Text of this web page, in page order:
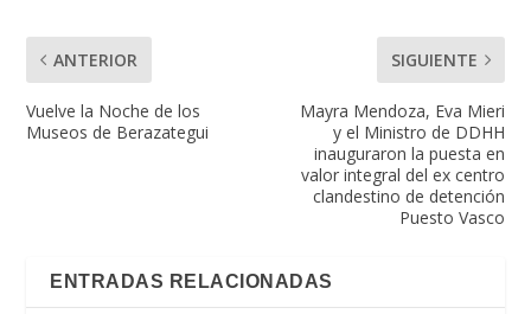
ANTERIOR
Vuelve la Noche de los
Museos de Berazategui
SIGUIENTE
Mayra Mendoza, Eva Mieri
y el Ministro de DDHH
inauguraron la puesta en
valor integral del ex centro
clandestino de detención
Puesto Vasco
ENTRADAS RELACIONADAS